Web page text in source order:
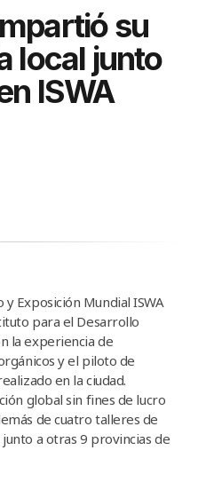
Energéticamente
su
local junto
ISWA
Exposición Mundial ISWA
para el Desarrollo
la experiencia de
y el piloto de
en la ciudad.
global sin fines de lucro
de cuatro talleres de
a otras 9 provincias de